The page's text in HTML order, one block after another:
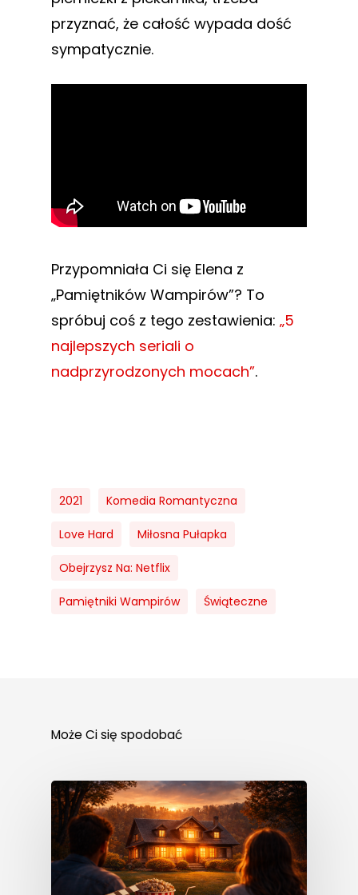
przyznać, że całość wypada dość
sympatycznie.
Przypomniała Ci się Elena z
„Pamiętników Wampirów”? To
spróbuj coś z tego zestawienia: „5
najlepszych seriali o
nadprzyrodzonych mocach”.
2021 Komedia Romantyczna
Love Hard Miłosna Pułapka
Obejrzysz Na: Netflix
Pamiętniki Wampirów Świąteczne
Może Ci się spodobać